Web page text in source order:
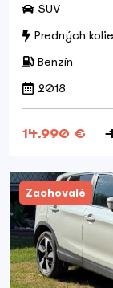
SUV
Predných
Benzín
2018
14.990 €
Zachovalé